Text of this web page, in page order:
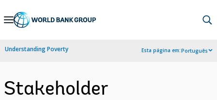
Skip
Navigation
Understanding Poverty Esta página em:Português
Stakeholder